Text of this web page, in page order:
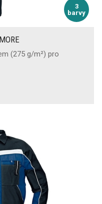
3
barvy
(275 g/m²) pro